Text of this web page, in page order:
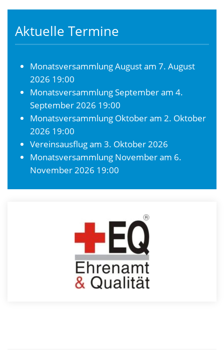
Aktuelle Termine
Monatsversammlung Augustam 7. August
2026 19:00
Monatsversammlung Septemberam 4.
September 2026 19:00
Monatsversammlung Oktoberam 2. Oktober
2026 19:00
Vereinsausflugam 3. Oktober 2026
Monatsversammlung Novemberam 6.
November 2026 19:00